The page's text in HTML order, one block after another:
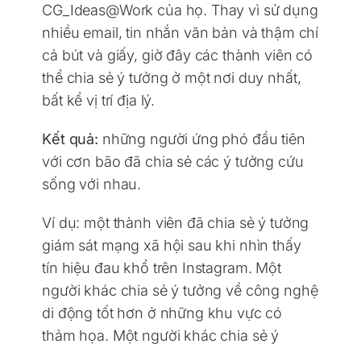
CG_Ideas@Work của họ. Thay vì sử dụng
nhiều email, tin nhắn văn bản và thậm chí
cả bút và giấy, giờ đây các thành viên có
thể chia sẻ ý tưởng ở một nơi duy nhất,
bất kể vị trí địa lý.
Kết quả: những người ứng phó đầu tiên
với cơn bão đã chia sẻ các ý tưởng cứu
sống với nhau.
Ví dụ: một thành viên đã chia sẻ ý tưởng
giám sát mạng xã hội sau khi nhìn thấy
tín hiệu đau khổ trên Instagram. Một
người khác chia sẻ ý tưởng về công nghệ
di động tốt hơn ở những khu vực có
thảm họa. Một người khác chia sẻ ý